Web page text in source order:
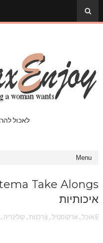
לאכול
איכותיות
אוכל, ארקוסטיל, צרכנות, קולינריה ,